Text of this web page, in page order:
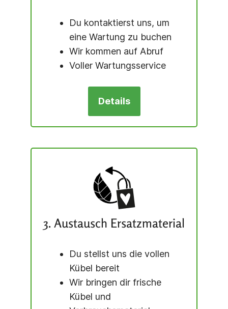
Du kontaktierst uns, um
eine Wartung zu buchen
Wir kommen auf Abruf
Voller Wartungs­service
Details
3. Austausch Ersatzmaterial
Du stellst uns die vollen
Kübel bereit
Wir bringen dir frische
Kübel und